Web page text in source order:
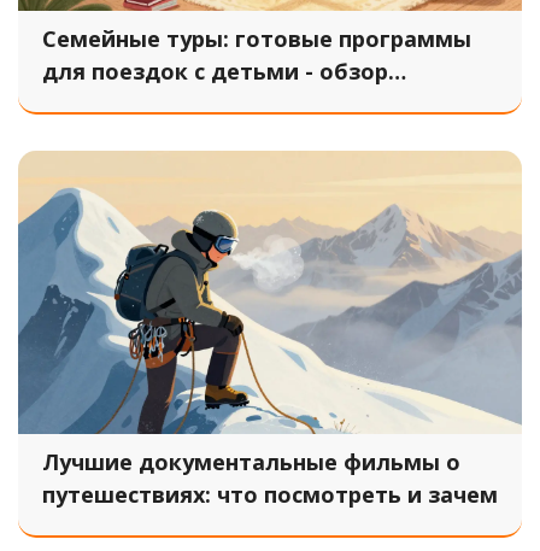
Семейные туры: готовые программы
для поездок с детьми - обзор
Лучшие документальные фильмы о
путешествиях: что посмотреть и зачем